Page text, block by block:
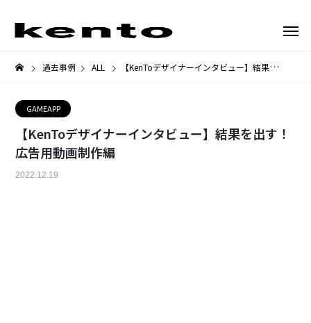
過去事例 ALL 【KenToデザイナーインタビュー】結果を出す！広告用動画制作編
GAMEAPP
【KenToデザイナーインタビュー】結果を出す！
広告用動画制作編
2022.12.19